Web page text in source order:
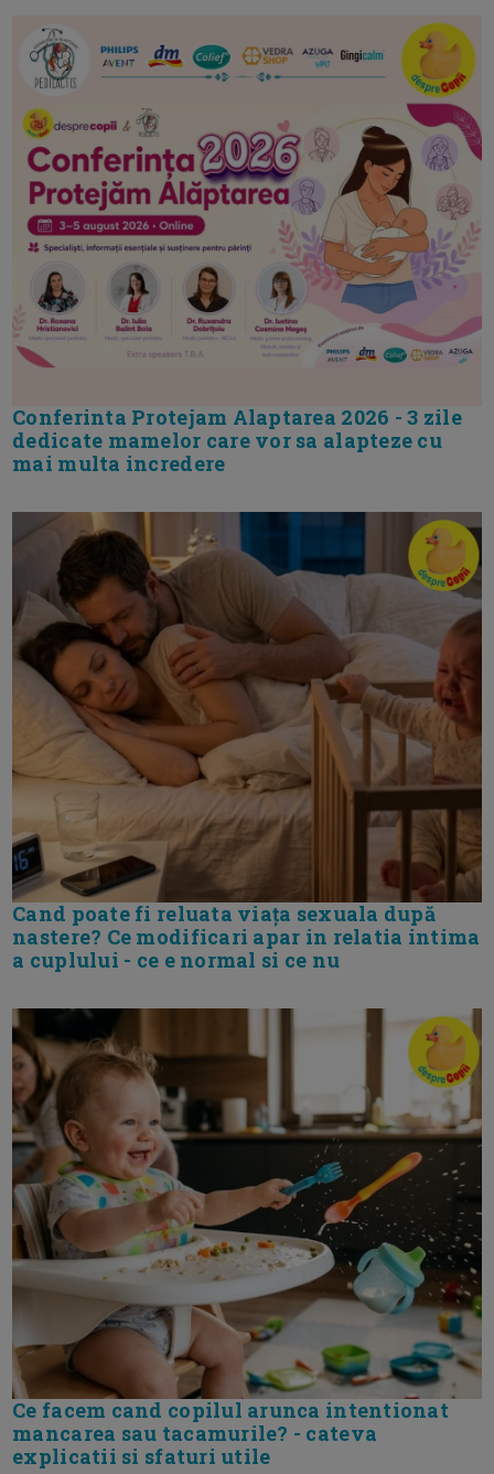
Conferinta Protejam Alaptarea 2026 - 3 zile
dedicate mamelor care vor sa alapteze cu
mai multa incredere
Cand poate fi reluata viața sexuala după
nastere? Ce modificari apar in relatia intima
a cuplului - ce e normal si ce nu
Ce facem cand copilul arunca intentionat
mancarea sau tacamurile? - cateva
explicatii si sfaturi utile